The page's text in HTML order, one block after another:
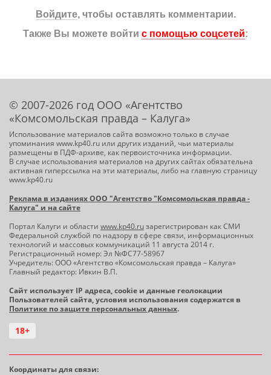
Войдите, чтобы оставлять комментарии.
Также Вы можете войти с помощью соцсетей:
© 2007-2026 год ООО «Агентство
«Комсомольская правда – Калуга»
Использование материалов сайта возможно только в случае
упоминания www.kp40.ru или других изданий, чьи материалы
размещены в ПДФ-архиве, как первоисточника информации.
В случае использования материалов на других сайтах обязательна
активная гиперссылка на эти материалы, либо на главную страницу
www.kp40.ru
Реклама в изданиях ООО "Агентство "Комсомольская правда -
Калуга" и на сайте
Портал Калуги и области www.kp40.ruзарегистрирован как СМИ
Федеральной службой по надзору в сфере связи, информационных
технологий и массовых коммуникаций 11 августа 2014 г.
Регистрационный номер: Эл №ФС77-58967
Учредитель: ООО «Агентство «Комсомольская правда – Калуга»
Главный редактор: Ивкин В.П.
Сайт использует IP адреса, cookie и данные геолокации
Пользователей сайта, условия использования содержатся в
Политике по защите персональных данных.
18+
Координаты для связи: